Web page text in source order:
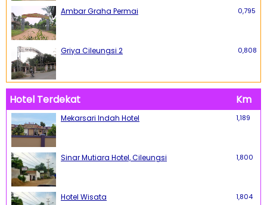
Ambar Graha Permai 0,795
Griya Cileungsi 2 0,808
Hotel Terdekat Km
Mekarsari Indah Hotel 1,189
Sinar Mutiara Hotel, Cileungsi 1,800
Hotel Wisata 1,804